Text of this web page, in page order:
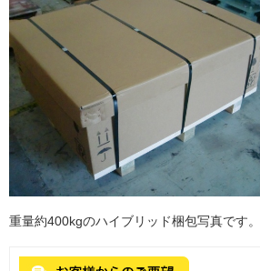
重量約400kgのハイブリッド梱包写真です。